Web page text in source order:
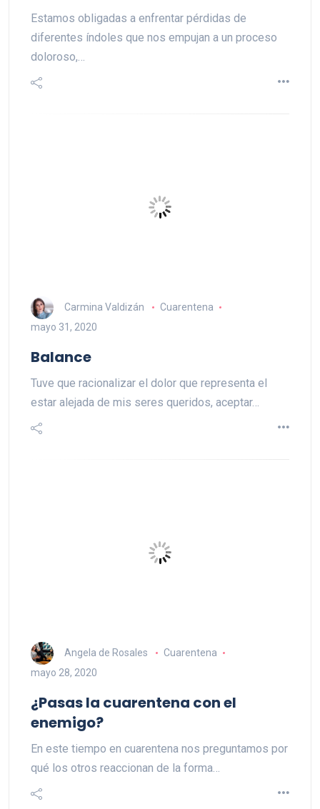
Estamos obligadas a enfrentar pérdidas de
diferentes índoles que nos empujan a un proceso
doloroso,…
Carmina Valdizán
Cuarentena
mayo 31, 2020
Balance
Tuve que racionalizar el dolor que representa el
estar alejada de mis seres queridos, aceptar…
Angela de Rosales
Cuarentena
mayo 28, 2020
¿Pasas la cuarentena con el
enemigo?
En este tiempo en cuarentena nos preguntamos por
qué los otros reaccionan de la forma…